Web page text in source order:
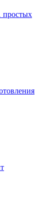
простых